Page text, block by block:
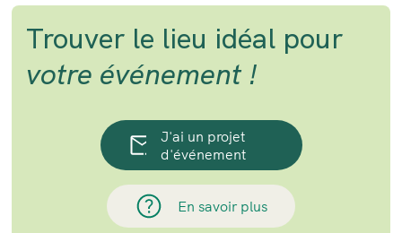
Trouver le lieu idéal pour
votre événement !
J'ai un projet
d'événement
En savoir plus